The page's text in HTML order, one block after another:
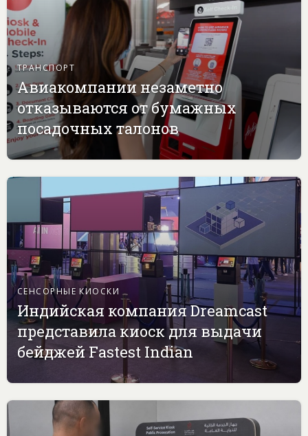
ТРАНСПОРТ
Авиакомпании незаметно
отказываются от бумажных
посадочных талонов
СЕНСОРНЫЕ КИОСКИ
Индийская компания Dreamcast
представила киоск для выдачи
бейджей Fastest Indian